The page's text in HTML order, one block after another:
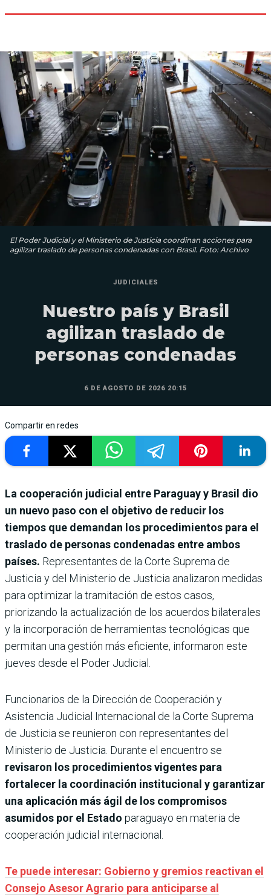
El Poder Judicial y el Ministerio de Justicia coordinan acciones para
agilizar traslado de personas condenadas con Brasil. Foto: Archivo
JUDICIALES
Nuestro país y Brasil
agilizan traslado de
personas condenadas
6 DE AGOSTO DE 2026 20:15
Compartir en redes
La cooperación judicial entre Paraguay y Brasil dio
un nuevo paso con el objetivo de reducir los
tiempos que demandan los procedimientos para el
traslado de personas condenadas entre ambos
países. Representantes de la Corte Suprema de
Justicia y del Ministerio de Justicia analizaron medidas
para optimizar la tramitación de estos casos,
priorizando la actualización de los acuerdos bilaterales
y la incorporación de herramientas tecnológicas que
permitan una gestión más eficiente, informaron este
jueves desde el Poder Judicial.
Funcionarios de la Dirección de Cooperación y
Asistencia Judicial Internacional de la Corte Suprema
de Justicia se reunieron con representantes del
Ministerio de Justicia. Durante el encuentro se
revisaron los procedimientos vigentes para
fortalecer la coordinación institucional y garantizar
una aplicación más ágil de los compromisos
asumidos por el Estado paraguayo en materia de
cooperación judicial internacional.
Te puede interesar: Gobierno y gremios reactivan el
Consejo Asesor Agrario para anticiparse al